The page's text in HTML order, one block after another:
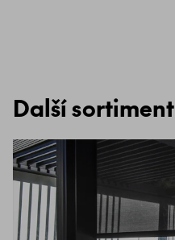
Další sortiment